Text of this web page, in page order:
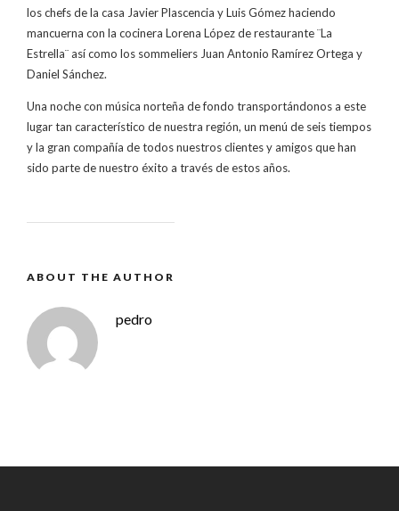
los chefs de la casa Javier Plascencia y Luis Gómez haciendo
mancuerna con la cocinera Lorena López de restaurante ¨La
Estrella¨ así como los sommeliers Juan Antonio Ramírez Ortega y
Daniel Sánchez.
Una noche con música norteña de fondo transportándonos a este
lugar tan característico de nuestra región, un menú de seis tiempos
y la gran compañía de todos nuestros clientes y amigos que han
sido parte de nuestro éxito a través de estos años.
ABOUT THE AUTHOR
pedro